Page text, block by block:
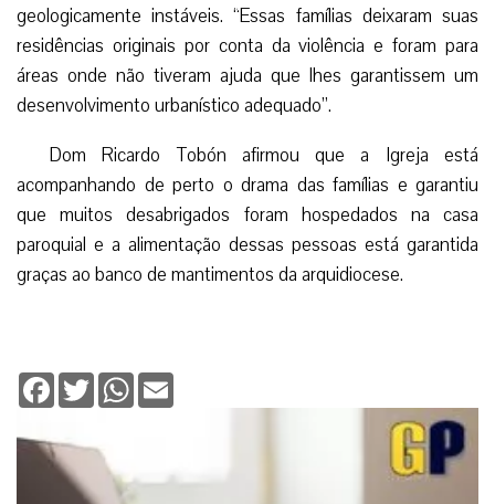
geologicamente instáveis. “Essas famílias deixaram suas
residências originais por conta da violência e foram para
áreas onde não tiveram ajuda que lhes garantissem um
desenvolvimento urbanístico adequado”.
Dom Ricardo Tobón afirmou que a Igreja está
acompanhando de perto o drama das famílias e garantiu
que muitos desabrigados foram hospedados na casa
paroquial e a alimentação dessas pessoas está garantida
graças ao banco de mantimentos da arquidiocese.
Facebook
TwitterWhatsApp